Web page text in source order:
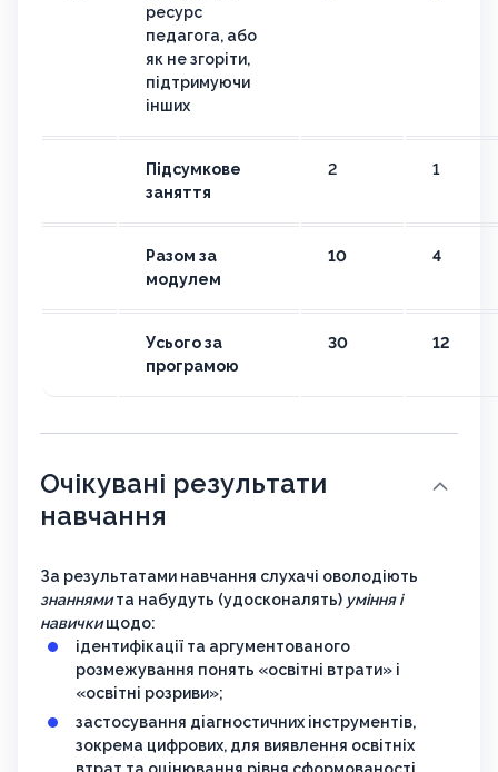
ресурс
педагога, або
як не згоріти,
підтримуючи
інших
Підсумкове
заняття
2 1
Разом за
модулем
10 4
Усього за
програмою
30 12
Очікувані результати
навчання
За результатами навчання слухачі оволодіють
знаннямита набудуть (удосконалять) уміння і
навичкищодо:
ідентифікації та аргументованого
розмежування понять «освітні втрати» і
«освітні розриви»;
застосування діагностичних інструментів,
зокрема цифрових, для виявлення освітніх